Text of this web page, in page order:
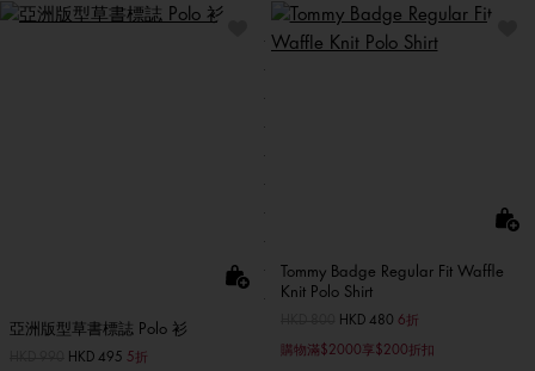
亞洲版型草書標誌 Polo 衫
價格扣減從至HKD 495 5折
Tommy Badge Regular Fit Waffle
Knit Polo Shirt
價格扣減從至HKD 480 6折
購物滿$2000享$200折扣